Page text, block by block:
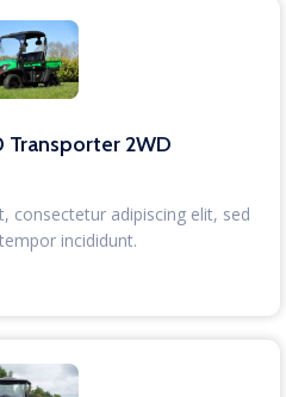
2WD
consectetur adipiscing elit, sed
incididunt.